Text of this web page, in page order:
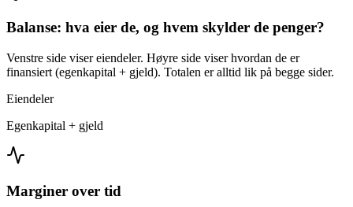
Balanse: hva eier de, og hvem skylder de penger?
Venstre side viser eiendeler. Høyre side viser hvordan de er
finansiert (egenkapital + gjeld). Totalen er alltid lik på begge sider.
Eiendeler
Egenkapital + gjeld
Marginer over tid